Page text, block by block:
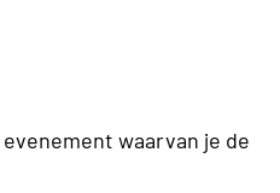
waarvan je de